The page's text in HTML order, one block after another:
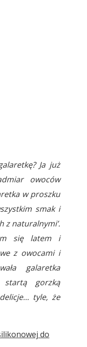
Ja już
owoców
w proszku
smak i
z naturalnymi’.
się latem i
z owocami i
galaretka
startą gorzką
tyle, że
do